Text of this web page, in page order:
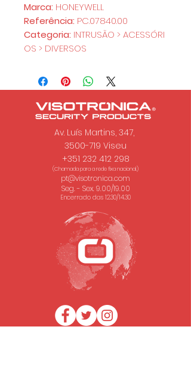
Marca: HONEYWELL
Referência: PC.07840.00
Categoria: INTRUSÃO > ACESSÓRI
OS > DIVERSOS
Av. Luís Martins, 347,
3500-719 Viseu
+351 232 412 298
(Chamada para a rede fixa nacional.)
pt@visotronica.com
Seg. - Sex. 9.00/19.00
Encerrado das 12.30/14.30